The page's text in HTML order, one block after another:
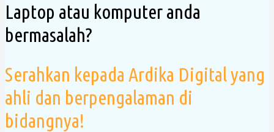
Laptop atau komputer anda
bermasalah?
Serahkan kepada Ardika Digital yang
ahli dan berpengalaman di
bidangnya!